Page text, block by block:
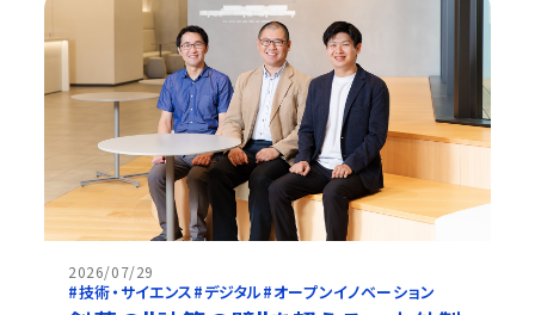
2026/07/29
#技術・サイエンス#デジタル#オープンイノベーション